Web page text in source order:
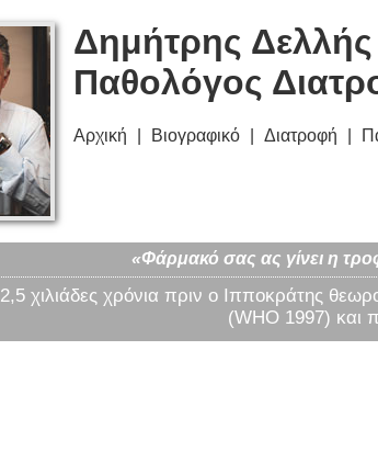
Δημήτρης
Παθολόγος
Αρχική Βιογραφικό Διατροφή
«Φάρμακό σας ας γίνει η
2,5 χιλιάδες χρόνια πριν ο Ιπποκράτης
(WHO 1997) και